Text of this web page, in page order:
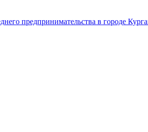
предпринимательства в городе